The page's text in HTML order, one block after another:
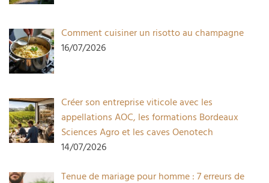
Comment cuisiner un risotto au champagne
16/07/2026
Créer son entreprise viticole avec les
appellations AOC, les formations Bordeaux
Sciences Agro et les caves Oenotech
14/07/2026
Tenue de mariage pour homme : 7 erreurs de